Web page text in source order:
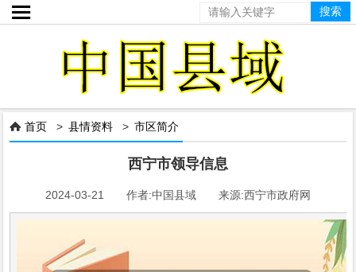

 首页 >县情资料 >市区简介
西宁市领导信息
2024-03-21 作者:中国县域 来源:西宁市政府网